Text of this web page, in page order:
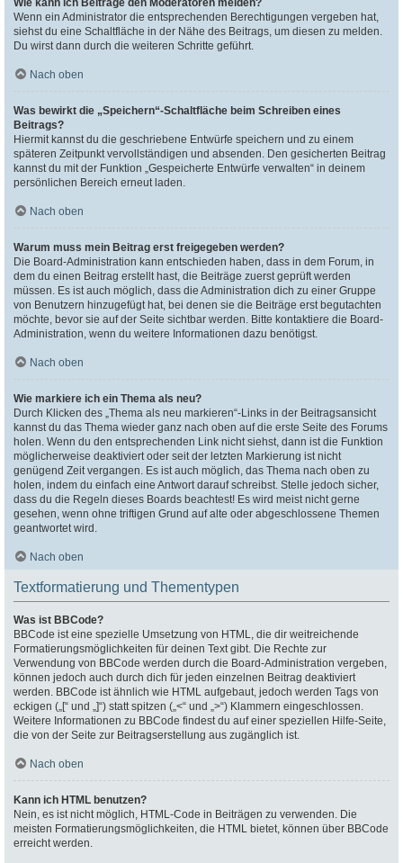
Wie kann ich Beiträge den Moderatoren melden?
Wenn ein Administrator die entsprechenden Berechtigungen vergeben hat,
siehst du eine Schaltfläche in der Nähe des Beitrags, um diesen zu melden.
Du wirst dann durch die weiteren Schritte geführt.
Nach oben
Was bewirkt die „Speichern“-Schaltfläche beim Schreiben eines
Beitrags?
Hiermit kannst du die geschriebene Entwürfe speichern und zu einem
späteren Zeitpunkt vervollständigen und absenden. Den gesicherten Beitrag
kannst du mit der Funktion „Gespeicherte Entwürfe verwalten“ in deinem
persönlichen Bereich erneut laden.
Nach oben
Warum muss mein Beitrag erst freigegeben werden?
Die Board-Administration kann entschieden haben, dass in dem Forum, in
dem du einen Beitrag erstellt hast, die Beiträge zuerst geprüft werden
müssen. Es ist auch möglich, dass die Administration dich zu einer Gruppe
von Benutzern hinzugefügt hat, bei denen sie die Beiträge erst begutachten
möchte, bevor sie auf der Seite sichtbar werden. Bitte kontaktiere die Board-
Administration, wenn du weitere Informationen dazu benötigst.
Nach oben
Wie markiere ich ein Thema als neu?
Durch Klicken des „Thema als neu markieren“-Links in der Beitragsansicht
kannst du das Thema wieder ganz nach oben auf die erste Seite des Forums
holen. Wenn du den entsprechenden Link nicht siehst, dann ist die Funktion
möglicherweise deaktiviert oder seit der letzten Markierung ist nicht
genügend Zeit vergangen. Es ist auch möglich, das Thema nach oben zu
holen, indem du einfach eine Antwort darauf schreibst. Stelle jedoch sicher,
dass du die Regeln dieses Boards beachtest! Es wird meist nicht gerne
gesehen, wenn ohne triftigen Grund auf alte oder abgeschlossene Themen
geantwortet wird.
Nach oben
Textformatierung und Thementypen
Was ist BBCode?
BBCode ist eine spezielle Umsetzung von HTML, die dir weitreichende
Formatierungsmöglichkeiten für deinen Text gibt. Die Rechte zur
Verwendung von BBCode werden durch die Board-Administration vergeben,
können jedoch auch durch dich für jeden einzelnen Beitrag deaktiviert
werden. BBCode ist ähnlich wie HTML aufgebaut, jedoch werden Tags von
eckigen („[“ und „]“) statt spitzen („<“ und „>“) Klammern eingeschlossen.
Weitere Informationen zu BBCode findest du auf einer speziellen Hilfe-Seite,
die von der Seite zur Beitragserstellung aus zugänglich ist.
Nach oben
Kann ich HTML benutzen?
Nein, es ist nicht möglich, HTML-Code in Beiträgen zu verwenden. Die
meisten Formatierungsmöglichkeiten, die HTML bietet, können über BBCode
erreicht werden.